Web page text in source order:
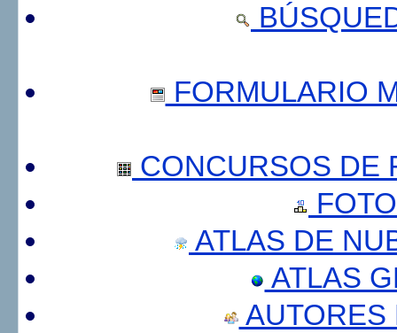
FORMULARIO
CONCURSOS DE
ATLAS DE
ATLAS
AUTORES